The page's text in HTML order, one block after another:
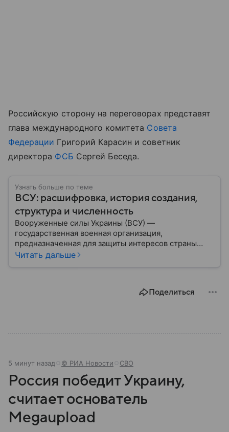
Российскую сторону на переговорах представят
глава международного комитета Совета
Федерации Григорий Карасин и советник
директора ФСБ Сергей Беседа.
Узнать больше по теме
ВСУ: расшифровка, история создания,
структура и численность
Вооруженные силы Украины (ВСУ) —
государственная военная организация,
предназначенная для защиты интересов страны
военным путем. Была создана после
Читать дальше
Поделиться
5 минут назад © РИА Новости СВО
Россия победит Украину,
считает основатель
Megaupload